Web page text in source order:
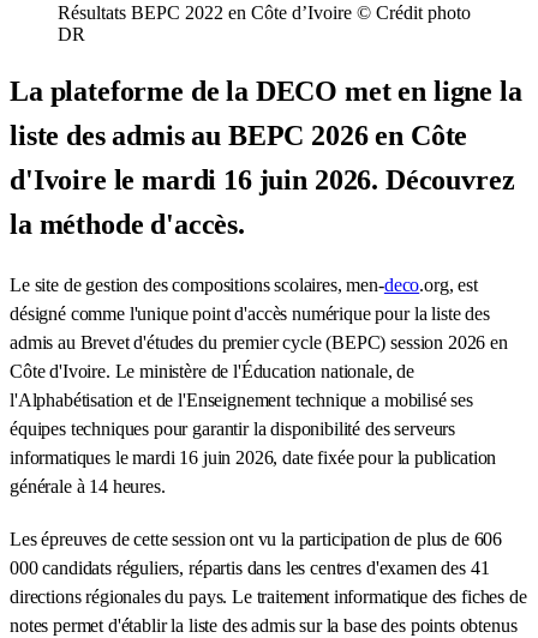
Résultats BEPC 2022 en Côte d’Ivoire © Crédit photo
DR
La plateforme de la DECO met en ligne la
liste des admis au BEPC 2026 en Côte
d'Ivoire le mardi 16 juin 2026. Découvrez
la méthode d'accès.
Le site de gestion des compositions scolaires, men-deco.org, est
désigné comme l'unique point d'accès numérique pour la liste des
admis au Brevet d'études du premier cycle (BEPC) session 2026 en
Côte d'Ivoire. Le ministère de l'Éducation nationale, de
l'Alphabétisation et de l'Enseignement technique a mobilisé ses
équipes techniques pour garantir la disponibilité des serveurs
informatiques le mardi 16 juin 2026, date fixée pour la publication
générale à 14 heures.
Les épreuves de cette session ont vu la participation de plus de 606
000 candidats réguliers, répartis dans les centres d'examen des 41
directions régionales du pays. Le traitement informatique des fiches de
notes permet d'établir la liste des admis sur la base des points obtenus